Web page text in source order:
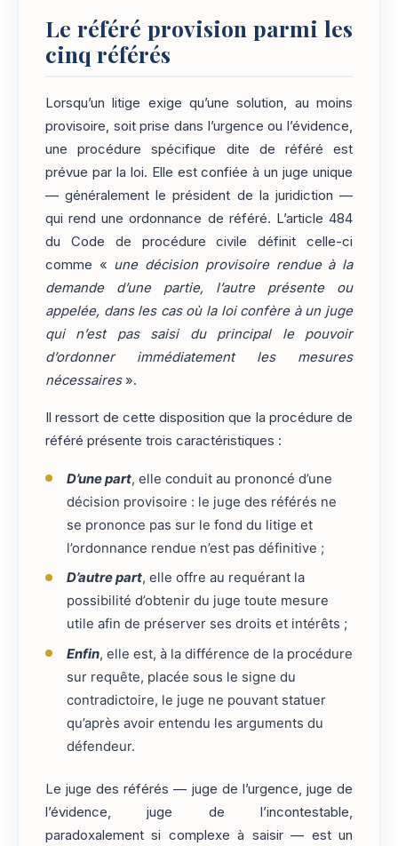
Le référé provision parmi les
cinq référés
Lorsqu’un litige exige qu’une solution, au moins
provisoire, soit prise dans l’urgence ou l’évidence,
une procédure spécifique dite de référé est
prévue par la loi. Elle est confiée à un juge unique
— généralement le président de la juridiction —
qui rend une ordonnance de référé. L’article 484
du Code de procédure civile définit celle-ci
comme « une décision provisoire rendue à la
demande d’une partie, l’autre présente ou
appelée, dans les cas où la loi confère à un juge
qui n’est pas saisi du principal le pouvoir
d’ordonner immédiatement les mesures
nécessaires».
Il ressort de cette disposition que la procédure de
référé présente trois caractéristiques :
D’une part, elle conduit au prononcé d’une
décision provisoire : le juge des référés ne
se prononce pas sur le fond du litige et
l’ordonnance rendue n’est pas définitive ;
D’autre part, elle offre au requérant la
possibilité d’obtenir du juge toute mesure
utile afin de préserver ses droits et intérêts ;
Enfin, elle est, à la différence de la procédure
sur requête, placée sous le signe du
contradictoire, le juge ne pouvant statuer
qu’après avoir entendu les arguments du
défendeur.
Le juge des référés — juge de l’urgence, juge de
l’évidence, juge de l’incontestable,
paradoxalement si complexe à saisir — est un